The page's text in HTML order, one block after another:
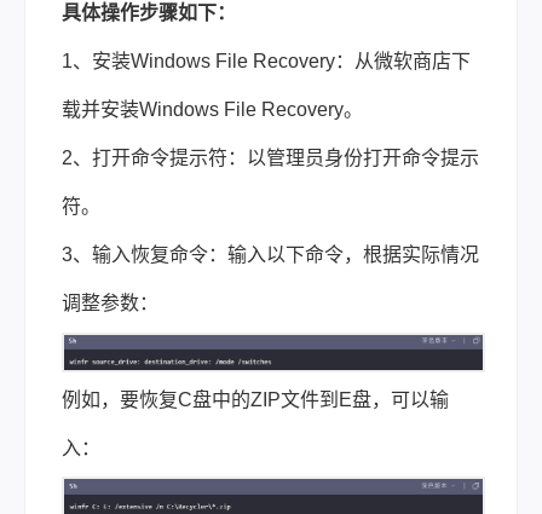
具体操作步骤如下：
1、安装Windows File Recovery：从微软商店下
载并安装Windows File Recovery。
2、打开命令提示符：以管理员身份打开命令提示
符。
3、输入恢复命令：输入以下命令，根据实际情况
调整参数：
例如，要恢复C盘中的ZIP文件到E盘，可以输
入：